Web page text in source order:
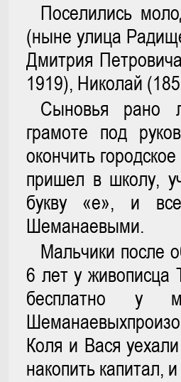
Поселились
(ныне улица
Дмитрия
1919), Николай
Сыновья рано
грамоте под
окончить
пришел в школу,
букву «е», и
Шеманаевыми.
Мальчики после
6 лет у живописца
бесплатно у
Коля и Вася
накопить капитал,